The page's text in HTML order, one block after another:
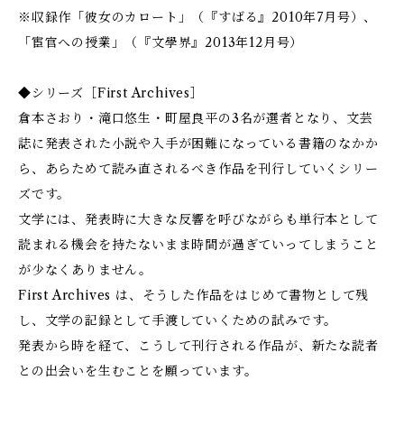
※収録作「彼女のカロート」（『すばる』2010年7月号）、
「宦官への授業」（『文學界』2013年12月号）
◆シリーズ［First Archives］
倉本さおり・滝口悠生・町屋良平の3名が選者となり、文芸
誌に発表された小説や入手が困難になっている書籍のなかか
ら、あらためて読み直されるべき作品を刊行していくシリー
ズです。
文学には、発表時に大きな反響を呼びながらも単行本として
読まれる機会を持たないまま時間が過ぎていってしまうこと
が少なくありません。
First Archives は、そうした作品をはじめて書物として残
し、文学の記録として手渡していくための試みです。
発表から時を経て、こうして刊行される作品が、新たな読者
との出会いを生むことを願っています。